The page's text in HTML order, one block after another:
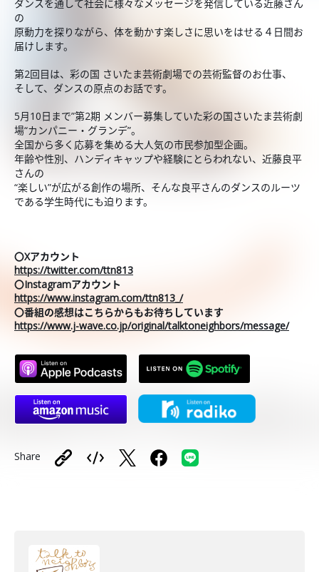
ダンスを通して社会に様々なメッセージを発信している近藤さん
の
原動力を探りながら、体を動かす楽しさに思いをはせる４日間お
届けします。
第2回目は、彩の国 さいたま芸術劇場での芸術監督のお仕事、
そして、ダンスの原点のお話です。
5月10日まで”第2期 メンバー募集していた彩の国さいたま芸術劇
場“カンパニー・グランデ”。
全国から多く応募を集める大人気の市民参加型企画。
年齢や性別、ハンディキャップや経験にとらわれない、近藤良平
さんの
“楽しい”が広がる創作の場所、そんな良平さんのダンスのルーツ
である学生時代にも迫ります。
〇Xアカウント
https://twitter.com/ttn813
〇Instagramアカウント
https://www.instagram.com/ttn813_/
〇番組の感想はこちらからもお待ちしています
https://www.j-wave.co.jp/original/talktoneighbors/message/
Share